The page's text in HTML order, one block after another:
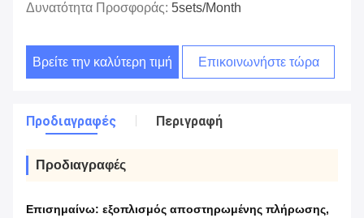
Δυνατότητα Προσφοράς: 5sets/month
Βρείτε την καλύτερη τιμή Επικοινωνήστε τώρα
Προδιαγραφές Περιγραφή
Προδιαγραφές
Επισημαίνω: εξοπλισμός αποστηρωμένης πλήρωσης,